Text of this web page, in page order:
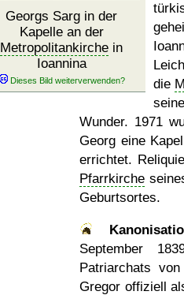
Georgs Sarg in der
Kapelle an der
Metropolitankirche in
Ioannina
die
Wunder. 1971
Georg eine
errichtet.
Pfarrkirche
Geburtsortes.
September
Patriarchats von
Gregor offiziell